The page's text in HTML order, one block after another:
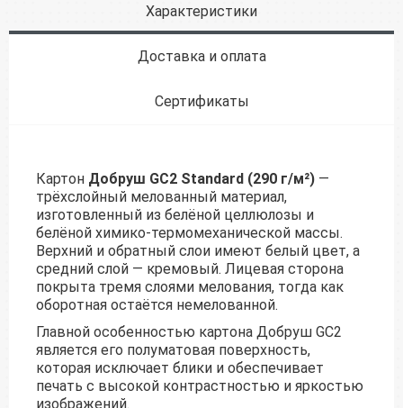
Характеристики
Доставка и оплата
Сертификаты
Картон Добруш GC2 Standard (290 г/м²) —
трёхслойный мелованный материал,
изготовленный из белёной целлюлозы и
белёной химико-термомеханической массы.
Верхний и обратный слои имеют белый цвет, а
средний слой — кремовый. Лицевая сторона
покрыта тремя слоями мелования, тогда как
оборотная остаётся немелованной.
Главной особенностью картона Добруш GC2
является его полуматовая поверхность,
которая исключает блики и обеспечивает
печать с высокой контрастностью и яркостью
изображений.